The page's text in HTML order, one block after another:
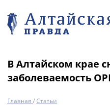
В Алтайском крае
заболеваемость
Главная /Статьи